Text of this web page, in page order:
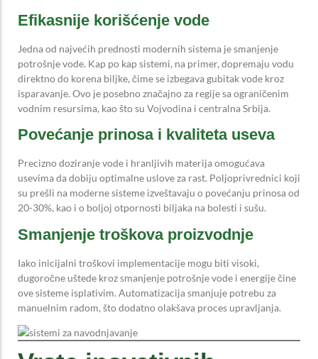
Efikasnije korišćenje vode
Jedna od najvećih prednosti modernih sistema je smanjenje
potrošnje vode. Kap po kap sistemi, na primer, dopremaju vodu
direktno do korena biljke, čime se izbegava gubitak vode kroz
isparavanje. Ovo je posebno značajno za regije sa ograničenim
vodnim resursima, kao što su Vojvodina i centralna Srbija.
Povećanje prinosa i kvaliteta useva
Precizno doziranje vode i hranljivih materija omogućava
usevima da dobiju optimalne uslove za rast. Poljoprivrednici koji
su prešli na moderne sisteme izveštavaju o povećanju prinosa od
20-30%, kao i o boljoj otpornosti biljaka na bolesti i sušu.
Smanjenje troškova proizvodnje
Iako inicijalni troškovi implementacije mogu biti visoki,
dugoročne uštede kroz smanjenje potrošnje vode i energije čine
ove sisteme isplativim. Automatizacija smanjuje potrebu za
manuelnim radom, što dodatno olakšava proces upravljanja.